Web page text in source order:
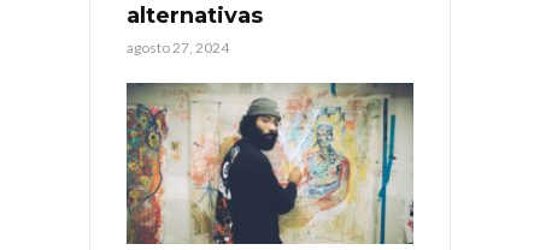
alternativas
agosto 27, 2024